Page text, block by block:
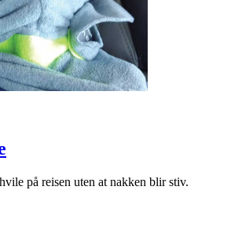
på reisen uten at nakken blir stiv.